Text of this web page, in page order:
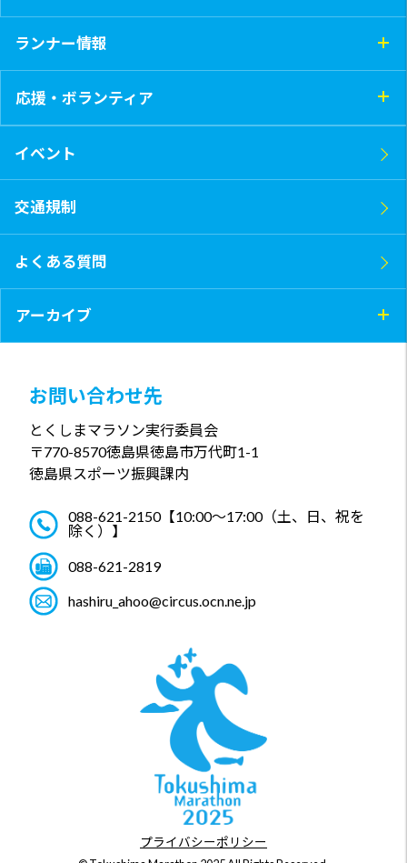
ランナー情報
応援・ボランティア
イベント
交通規制
よくある質問
アーカイブ
お問い合わせ先
とくしまマラソン実行委員会
〒770-8570徳島県徳島市万代町1-1
徳島県スポーツ振興課内
088-621-2150【10:00～17:00（土、日、祝を
除く）】
088-621-2819
hashiru_ahoo@circus.ocn.ne.jp
プライバシーポリシー